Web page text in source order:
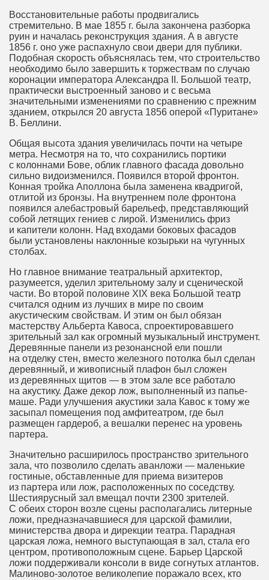
Восстановительные работы продвигались
стремительно. В мае 1855 г. была закончена разборка
руин и началась реконструкция здания. А в августе
1856 г. оно уже распахнуло свои двери для публики.
Подобная скорость объяснялась тем, что строительство
необходимо было завершить к торжествам по случаю
коронации императора Александра II. Большой театр,
практически выстроенный заново и с весьма
значительными изменениями по сравнению с прежним
зданием, открылся 20 августа 1856 оперой «Пуритане»
В. Беллини.
Общая высота здания увеличилась почти на четыре
метра. Несмотря на то, что сохранились портики
с колоннами Бове, облик главного фасада довольно
сильно видоизменился. Появился второй фронтон.
Конная тройка Аполлона была заменена квадригой,
отлитой из бронзы. На внутреннем поле фронтона
появился алебастровый барельеф, представляющий
собой летящих гениев с лирой. Изменились фриз
и капители колонн. Над входами боковых фасадов
были установлены наклонные козырьки на чугунных
столбах.
Но главное внимание театральный архитектор,
разумеется, уделил зрительному залу и сценической
части. Во второй половине XIX века Большой театр
считался одним из лучших в мире по своим
акустическим свойствам. И этим он был обязан
мастерству Альберта Кавоса, спроектировавшего
зрительный зал как огромный музыкальный инструмент.
Деревянные панели из резонансной ели пошли
на отделку стен, вместо железного потолка был сделан
деревянный, и живописный плафон был сложен
из деревянных щитов — в этом зале все работало
на акустику. Даже декор лож, выполненный из папье-
маше. Ради улучшения акустики зала Кавос к тому же
засыпал помещения под амфитеатром, где был
размещен гардероб, а вешалки перенес на уровень
партера.
Значительно расширилось пространство зрительного
зала, что позволило сделать аванложи — маленькие
гостиные, обставленные для приема визитеров
из партера или лож, расположенных по соседству.
Шестиярусный зал вмещал почти 2300 зрителей.
С обеих сторон возле сцены располагались литерные
ложи, предназначавшиеся для царской фамилии,
министерства двора и дирекции театра. Парадная
царская ложа, немного выступающая в зал, стала его
центром, противоположным сцене. Барьер Царской
ложи поддерживали консоли в виде согнутых атлантов.
Малиново-золотое великолепие поражало всех, кто